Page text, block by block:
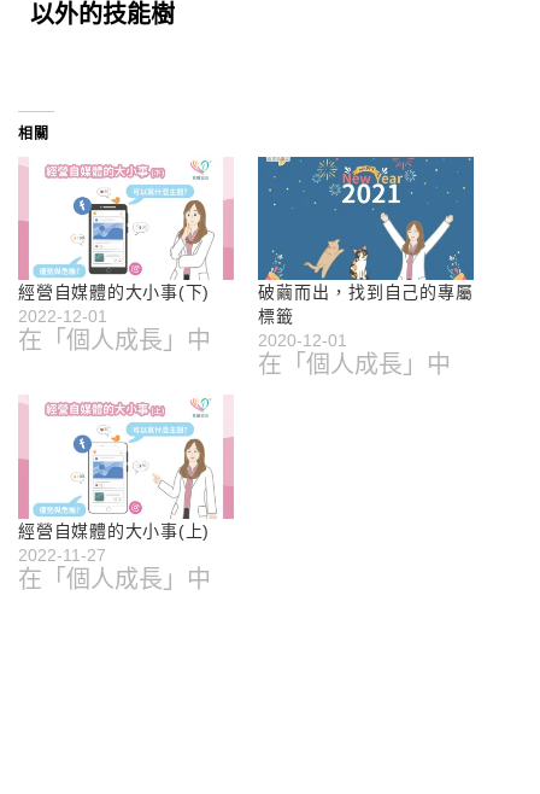
以外的技能樹
相關
經營自媒體的大小事(下)
2022-12-01
在「個人成長」中
破繭而出，找到自己的專屬
標籤
2020-12-01
在「個人成長」中
經營自媒體的大小事(上)
2022-11-27
在「個人成長」中